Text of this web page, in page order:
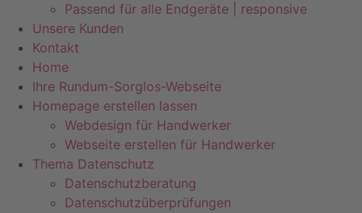
Passend für alle Endgeräte | responsive
Unsere Kunden
Kontakt
Home
Ihre Rundum-Sorglos-Webseite
Homepage erstellen lassen
Webdesign für Handwerker
Webseite erstellen für Handwerker
Thema Datenschutz
Datenschutzberatung
Datenschutzüberprüfungen